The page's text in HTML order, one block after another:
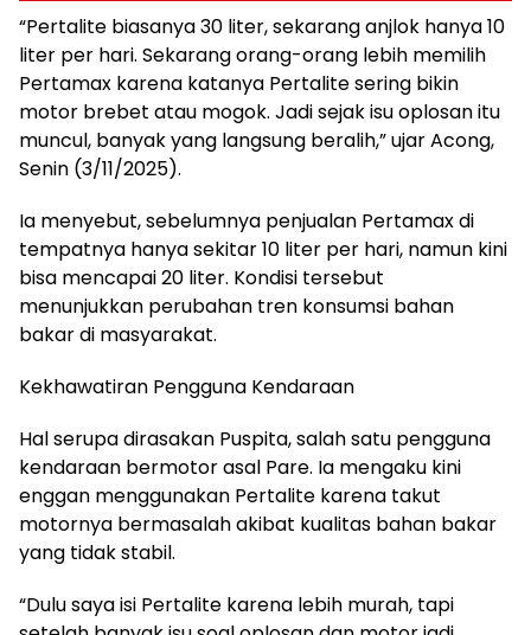
“Pertalite biasanya 30 liter, sekarang anjlok hanya 10
liter per hari. Sekarang orang-orang lebih memilih
Pertamax karena katanya Pertalite sering bikin
motor brebet atau mogok. Jadi sejak isu oplosan itu
muncul, banyak yang langsung beralih,” ujar Acong,
Senin (3/11/2025).
Ia menyebut, sebelumnya penjualan Pertamax di
tempatnya hanya sekitar 10 liter per hari, namun kini
bisa mencapai 20 liter. Kondisi tersebut
menunjukkan perubahan tren konsumsi bahan
bakar di masyarakat.
Kekhawatiran Pengguna Kendaraan
Hal serupa dirasakan Puspita, salah satu pengguna
kendaraan bermotor asal Pare. Ia mengaku kini
enggan menggunakan Pertalite karena takut
motornya bermasalah akibat kualitas bahan bakar
yang tidak stabil.
“Dulu saya isi Pertalite karena lebih murah, tapi